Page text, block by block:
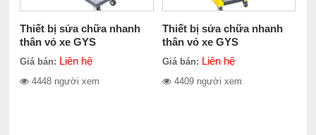
Thiết bị sửa chữa nhanh
thân vỏ xe GYS
PROLINER 39.02 034402
Giá bán: Liên hệ
4448 người xem
Thiết bị sửa chữa nhanh
thân vỏ xe GYS
SPEEDLINER
Giá bán: Liên hệ
4409 người xem